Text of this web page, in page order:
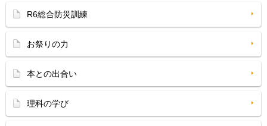
R6総合防災訓練
お祭りの力
本との出合い
理科の学び